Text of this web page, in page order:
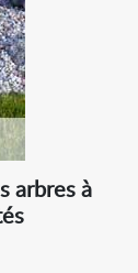
arbres à